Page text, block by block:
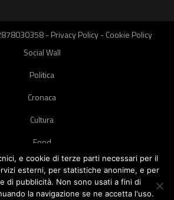
-Privacy Policy-Cookie Policy
Social Wall
Politica
Cronaca
Cultura
Food
Green
Pets
e cookie di terze parti necessari per il
esterni, per statistiche anonime, e per
di pubblicità. Non sono usati a fini di
la navigazione se ne accetta l'uso.